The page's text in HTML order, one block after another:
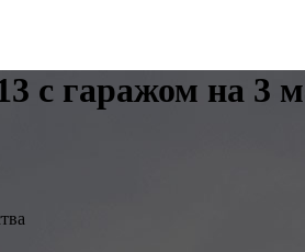
с гаражом на 3